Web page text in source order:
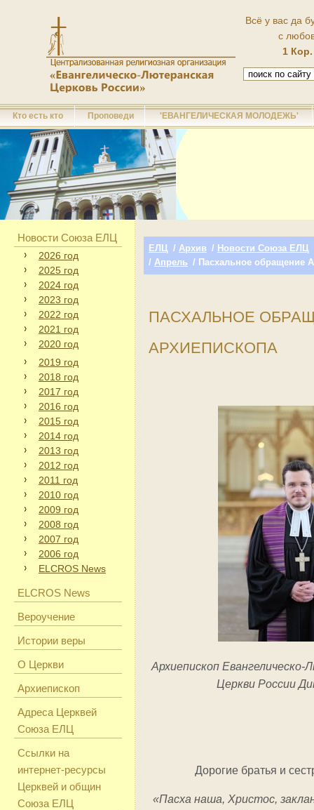
Всё у вас да
с
1
Кто есть кто Проповеди 'ЕВАНГЕЛИЧЕСКАЯ МОЛОДЕЖЬ'
Новости Союза ЕЛЦ
2026 год
2025 год
2024 год
2023 год
2022 год
2021 год
2020 год
2019 год
2018 год
2017 год
2016 год
2015 год
2014 год
2013 год
2012 год
2011 год
2010 год
2009 год
2008 год
2007 год
2006 год
ELCROS News
ELCROS News
Вероучение
Истории веры
О Церкви
Архиепископ
Адреса Церквей
Союза ЕЛЦ
Ссылки на
интернет-ресурсы
Церквей и общин
Союза ЕЛЦ
ЕЛЦ / Архив / Новости Союза ЕЛЦ
/ Апрель / Пасхальное обращение
ПАСХАЛЬНОЕ
АРХИЕПИСКОПА
Архиепископ Евангелическо-
Церкви России
Дорогие братья и
«Пасха наша, Христос,